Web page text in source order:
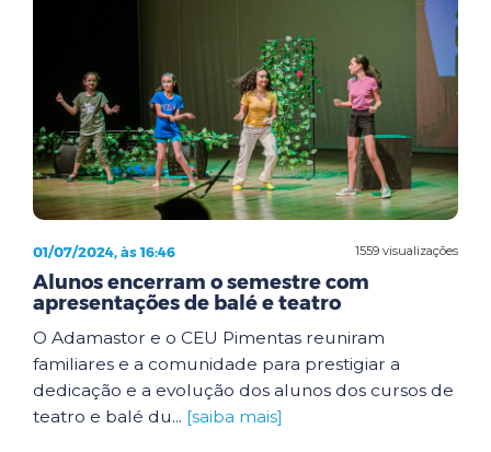
1559 visualizações
01/07/2024, às 16:46
Alunos encerram o semestre com
apresentações de balé e teatro
O Adamastor e o CEU Pimentas reuniram
familiares e a comunidade para prestigiar a
dedicação e a evolução dos alunos dos cursos de
teatro e balé du... [saiba mais]